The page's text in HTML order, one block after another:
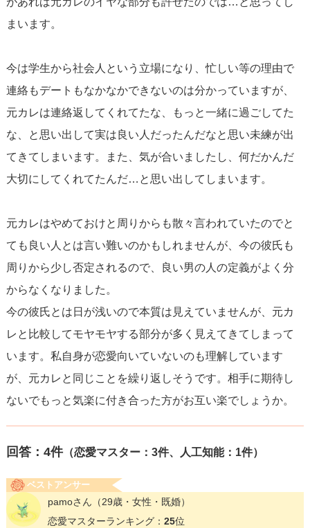
まいます。
今は学生から社会人という立場になり、忙しい等の理由で
連絡もデートもなかなかできないのは分かっていますが、
元カレは連絡返してくれてたな、もっと一緒に過ごしてた
な、と思い出して実は良い人だったんだなと思い未練が出
てきてしまいます。また、気が合いましたし、何だかんだ
大切にしてくれてたんだ…と思い出してしまいます。
元カレはやめておけと周りからも散々言われていたのでと
ても良い人とは言い難いのかもしれませんが、今の彼氏も
周りから少し否定されるので、良い男の人の定義がよく分
からなくなりました。
今の彼氏とは日が浅いので本質は見えていませんが、元カ
レと比較してモヤモヤする部分が多く見えてきてしまって
います。私自身が恋愛向いていないのも理解しています
が、元カレと同じことを繰り返しそうです。相手に期待し
ないでもっと気楽に付き合った方がお互い楽でしょうか。
回答： 4件（恋愛マスター：3件、人工知能：1件）
ベストアンサー
pamoさん （29歳・女性・既婚）
恋愛マスターランキング： 25位